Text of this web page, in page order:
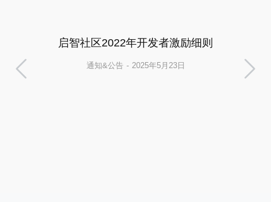
启智社区2022年开发者激励细则
通知&公告 2025年5月23日